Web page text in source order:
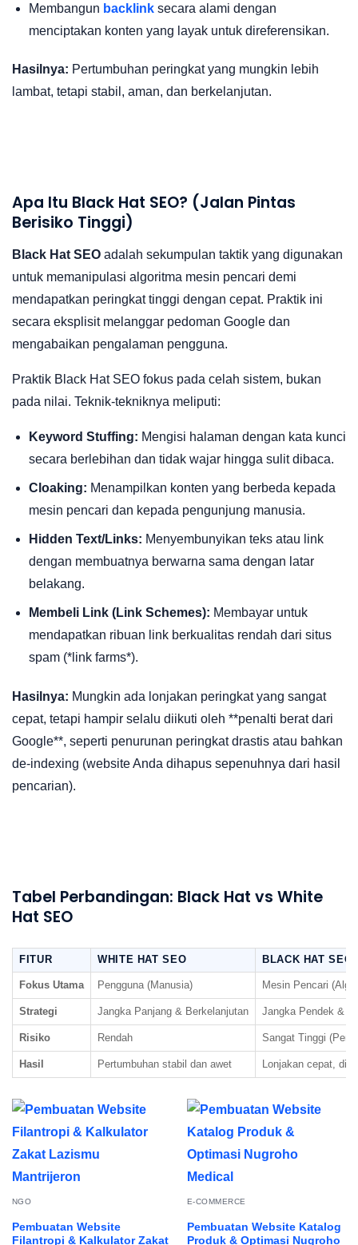
Membangun backlinksecara alami dengan
menciptakan konten yang layak untuk direferensikan.
Hasilnya: Pertumbuhan peringkat yang mungkin lebih
lambat, tetapi stabil, aman, dan berkelanjutan.
Apa Itu Black Hat SEO? (Jalan Pintas
Berisiko Tinggi)
Black Hat SEO adalah sekumpulan taktik yang digunakan
untuk memanipulasi algoritma mesin pencari demi
mendapatkan peringkat tinggi dengan cepat. Praktik ini
secara eksplisit melanggar pedoman Google dan
mengabaikan pengalaman pengguna.
Praktik Black Hat SEO fokus pada celah sistem, bukan
pada nilai. Teknik-tekniknya meliputi:
Keyword Stuffing: Mengisi halaman dengan kata kunci
secara berlebihan dan tidak wajar hingga sulit dibaca.
Cloaking: Menampilkan konten yang berbeda kepada
mesin pencari dan kepada pengunjung manusia.
Hidden Text/Links: Menyembunyikan teks atau link
dengan membuatnya berwarna sama dengan latar
belakang.
Membeli Link (Link Schemes): Membayar untuk
mendapatkan ribuan link berkualitas rendah dari situs
spam (*link farms*).
Hasilnya: Mungkin ada lonjakan peringkat yang sangat
cepat, tetapi hampir selalu diikuti oleh **penalti berat dari
Google**, seperti penurunan peringkat drastis atau bahkan
de-indexing (website Anda dihapus sepenuhnya dari hasil
pencarian).
Tabel Perbandingan: Black Hat vs White
Hat SEO
FITUR WHITE HAT SEO BLACK HAT SEO
Fokus Utama Pengguna (Manusia) Mesin Pencari
Strategi Jangka Panjang & Berkelanjutan Jangka Pendek &
Risiko Rendah Sangat Tinggi
Hasil Pertumbuhan stabil dan awet Lonjakan cepat,
NGO
Pembuatan Website
Filantropi & Kalkulator Zakat
E-COMMERCE
Pembuatan Website Katalog
Produk & Optimasi Nugroho